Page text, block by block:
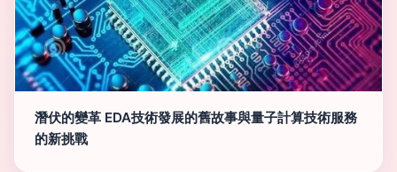
潛伏的變革 EDA技術發展的舊故事與量子計算技術服務
的新挑戰